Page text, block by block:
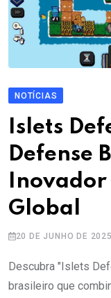
NOTÍCIAS
Islets
Defense
Inovador
Global
20 DE JUNHO DE 2025
Descubra "Islets
brasileiro que